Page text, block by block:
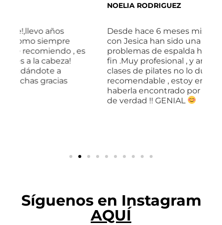
Desde hace 6 meses mis clases de pilates
con Jesica han sido una maravilla mis
problemas de espalda han mejorado por
fin .Muy profesional , y amble .Si necesitas
clases de pilates no lo dudes
,
recomendable , estoy encantada de
haberla encontrado por fin una profesora
de verdad !! GENIAL
Síguenos en Instagram
AQUÍ